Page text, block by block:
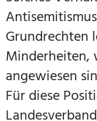
Grundrechten
Minderheiten,
angewiesen
Für diese